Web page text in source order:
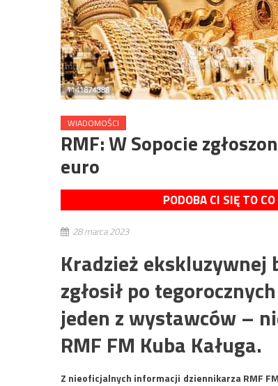
WIADOMOŚCI
RMF: W Sopocie
euro
PODOBA CI SIĘ TO
28 marca 2023
Kradzież
zgłosił po
jeden z wystawców –
RMF FM Kuba Kaługa.
Z nieoficjalnych informacji dziennikarza RMF